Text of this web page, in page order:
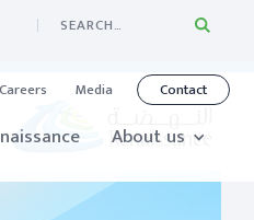
Careers Media Contact
About us